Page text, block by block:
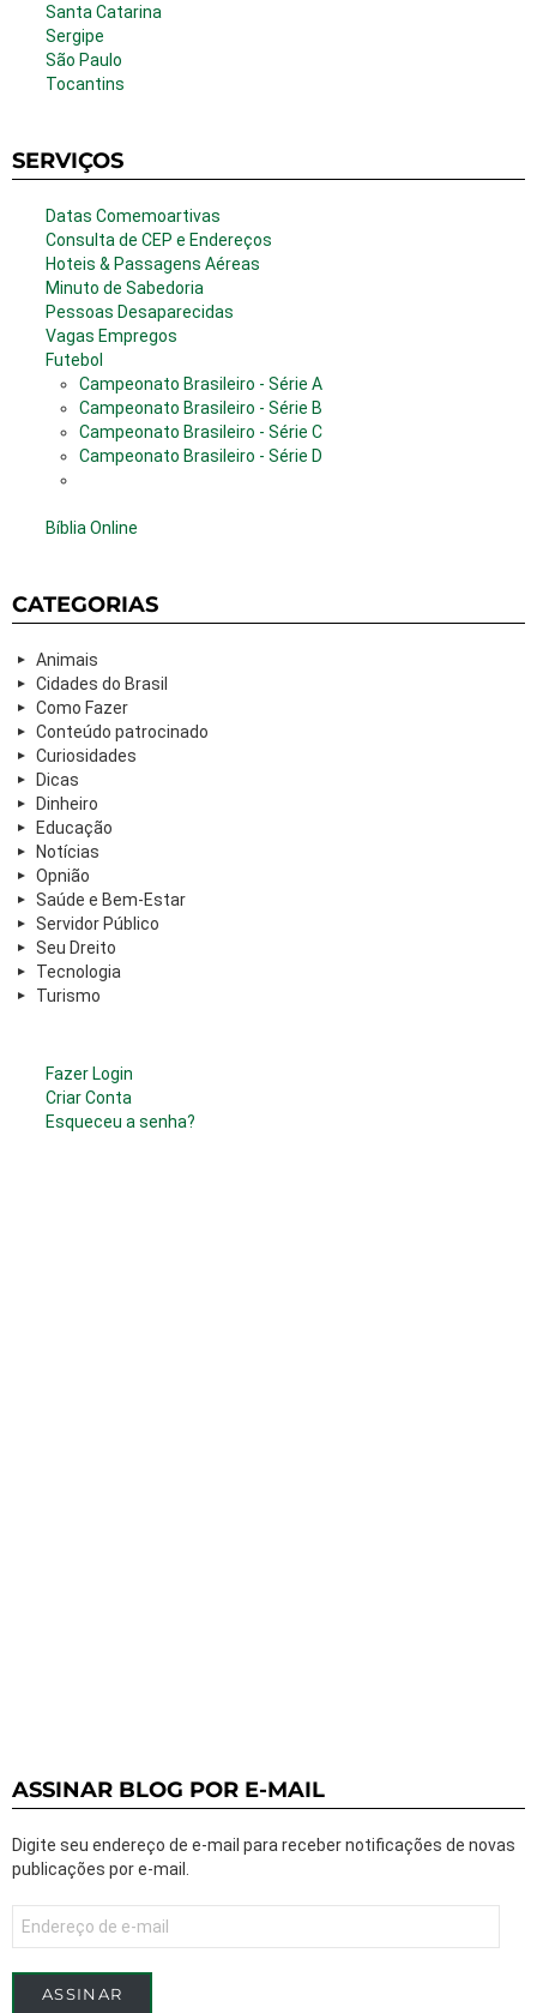
Santa Catarina
Sergipe
São Paulo
Tocantins
SERVIÇOS
Datas Comemoartivas
Consulta de CEP e Endereços
Hoteis & Passagens Aéreas
Minuto de Sabedoria
Pessoas Desaparecidas
Vagas Empregos
Futebol
Campeonato Brasileiro - Série A
Campeonato Brasileiro - Série B
Campeonato Brasileiro - Série C
Campeonato Brasileiro - Série D
Bíblia Online
CATEGORIAS
Animais
Cidades do Brasil
Como Fazer
Conteúdo patrocinado
Curiosidades
Dicas
Dinheiro
Educação
Notícias
Opnião
Saúde e Bem-Estar
Servidor Público
Seu Dreito
Tecnologia
Turismo
Fazer Login
Criar Conta
Esqueceu a senha?
ASSINAR BLOG POR E-MAIL
Digite seu endereço de e-mail para receber notificações de novas
publicações por e-mail.
de
e-
mail
ASSINAR